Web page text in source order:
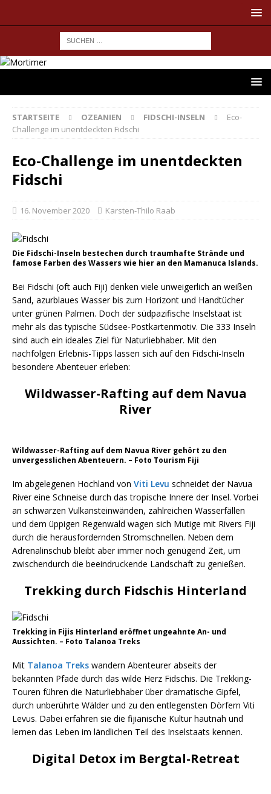
STARTSEITE OZEANIEN FIDSCHI-INSELN
Eco-
Challenge im unentdeckten Fidschi
Eco-Challenge im unentdeckten
Fidschi
16. November 2020 Karsten-Thilo Raab
Die Fidschi-Inseln bestechen durch traumhafte Strände und
famose Farben des Wassers wie hier an den Mamanuca Islands.
Bei Fidschi (oft auch Fiji) denken viele unweigerlich an weißen
Sand, azurblaues Wasser bis zum Horizont und Handtücher
unter grünen Palmen. Doch der südpazifische Inselstaat ist
mehr als das typische Südsee-Postkartenmotiv. Die 333 Inseln
sind auch ein ideales Ziel für Naturliebhaber. Mit den
nachfolgen Erlebnis-Tipps lassen sich auf den Fidschi-Inseln
besondere Abenteuer erleben:
Wildwasser-Rafting auf dem Navua
River
Wildwasser-Rafting auf dem Navua River gehört zu den
unvergesslichen Abenteuern. – Foto Tourism Fiji
Im abgelegenen Hochland von Viti Levu schneidet der Navua
River eine Schneise durch das tropische Innere der Insel. Vorbei
an schwarzen Vulkansteinwänden, zahlreichen Wasserfällen
und dem üppigen Regenwald wagen sich Mutige mit Rivers Fiji
durch die herausfordernden Stromschnellen. Neben dem
Adrenalinschub bleibt aber immer noch genügend Zeit, um
zwischendurch die beeindruckende Landschaft zu genießen.
Trekking durch Fidschis Hinterland
Trekking in Fijis Hinterland eröffnet ungeahnte An- und
Aussichten. – Foto Talanoa Treks
Mit Talanoa Treks wandern Abenteurer abseits der
bekannten Pfade durch das wilde Herz Fidschis. Die Trekking-
Touren führen die Naturliebhaber über dramatische Gipfel,
durch unberührte Wälder und zu den entlegensten Dörfern Viti
Levus. Dabei erfahren sie die fijianische Kultur hautnah und
lernen das Leben im ländlichen Teil des Inselstaats kennen.
Digital Detox im Bergtal-Retreat